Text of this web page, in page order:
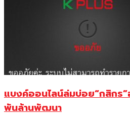
แบงค์ออนไลน์ล่มบ่อย“กสิกร”
พันล้านพัฒนา